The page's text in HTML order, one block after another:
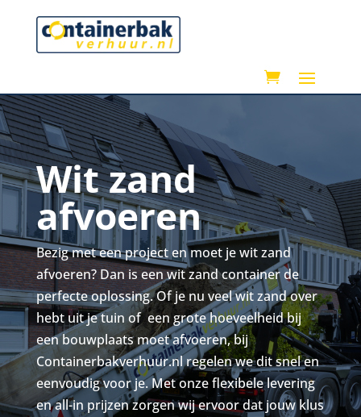
Wit zand
afvoeren
Bezig met een project en moet je wit zand
afvoeren? Dan is een wit zand container de
perfecte oplossing. Of je nu veel wit zand over
hebt uit je tuin of een grote hoeveelheid bij
een bouwplaats moet afvoeren, bij
Containerbakverhuur.nl regelen we dit snel en
eenvoudig voor je. Met onze flexibele levering
en all-in prijzen zorgen wij ervoor dat jouw klus